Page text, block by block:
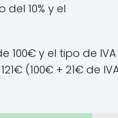
del 10% y el
100€ y el tipo de IVA
(100€ + 21€ de